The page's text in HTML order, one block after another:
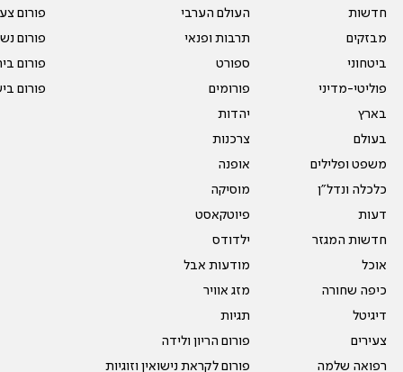
חדשות
מבזקים
ביטחוני
פוליטי-מדיני
בארץ
בעולם
משפט ופלילים
כלכלה ונדל"ן
דעות
חדשות המגזר
אוכל
כיפה שחורה
דיגיטל
צעירים
רפואה שלמה
העולם הערבי
תרבות ופנאי
ספורט
פורומים
יהדות
צרכנות
אופנה
מוסיקה
פיוטקאסט
ילדודס
מודעות אבל
מזג אוויר
תגיות
פורום הריון ולידה
פורום לקראת נישואין וזוגיות
פורום
פורום
פורום
פורום